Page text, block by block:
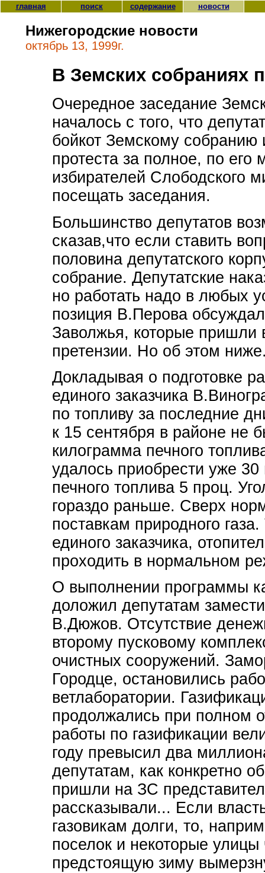
главная поиск содержание новости
Нижегородские новости
октябрь 13, 1999г.
В Земских собраниях
Очередное заседание
началось с того, что
бойкот Земскому
протеста за полное, по
избирателей Слободского
посещать заседания.
Большинство депутатов
сказав,что если ставить
половина депутатского
собрание. Депутатские
но работать надо в любых
позиция В.Перова
Заволжья, которые пришли
претензии. Но об этом
Докладывая о подготовке
единого заказчика
по топливу за последние
к 15 сентября в районе не
килограмма печного
удалось приобрести уже
печного топлива 5 проц.
гораздо раньше. Сверх
поставкам природного
единого заказчика,
проходить в нормальном
О выполнении программы
доложил депутатам
В.Дюжов. Отсутствие
второму пусковому
очистных сооружений.
Городце, остановились
ветлаборатории.
продолжались при полном
работы по газификации
году превысил два
депутатам, как конкретно
пришли на ЗС
рассказывали... Если
газовикам долги, то,
поселок и некоторые улицы
предстоящую зиму